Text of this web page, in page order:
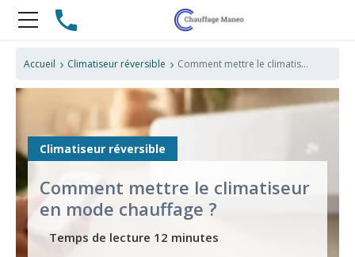
Climatiseur réversible
Comment mettre le climatiseur
en mode chauffage ?
Accueil › Climatiseur réversible › Comment mettre le climatiseur en mode chauffage ?